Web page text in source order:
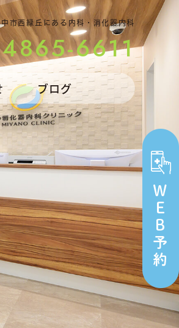
市西緑丘にある内科・消化器内科
6611
ブログ